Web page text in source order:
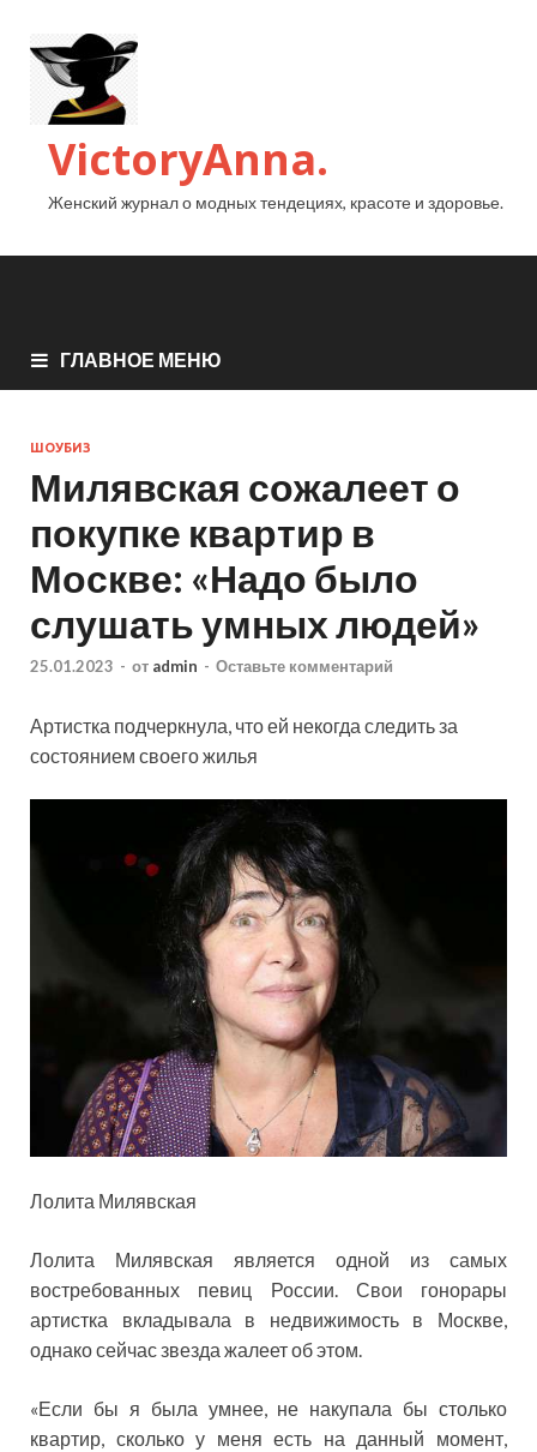
VictoryAnna.
Женский журнал о модных тендециях, красоте и здоровье.
ГЛАВНОЕ МЕНЮ
ШОУБИЗ
Милявская сожалеет о
покупке квартир в
Москве: «Надо было
слушать умных людей»
25.01.2023 - от admin - Оставьте комментарий
Артистка подчеркнула, что ей некогда следить за
состоянием своего жилья
Лолита Милявская
Лолита Милявская является одной из самых
востребованных певиц России. Свои гонорары
артистка вкладывала в недвижимость в Москве,
однако сейчас звезда жалеет об этом.
«Если бы я была умнее, не накупала бы столько
квартир, сколько у меня есть на данный момент,